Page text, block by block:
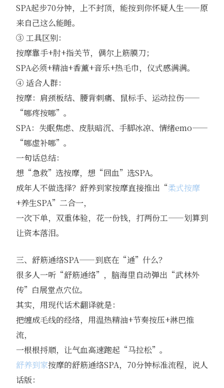
SPA起步70分钟，上不封顶，能按到你怀疑人生——原
来自己这么能睡。
③ 工具区别：
按摩靠手+肘+指关节，偶尔上筋膜刀；
SPA必须+精油+香薰+音乐+热毛巾，仪式感满满。
④ 适合人群：
按摩：肩颈板结、腰背刺痛、鼠标手、运动拉伤——
“哪疼按哪”。
SPA：失眠焦虑、皮肤暗沉、手脚冰凉、情绪emo——
“哪虚补哪”。
一句话总结：
想“急救”选按摩，想“回血”选SPA。
成年人不做选择？舒养到家按摩直接推出“柔式按摩
+养生SPA”二合一，
一次下单，双重体验，花一份钱，打两份工——划算到
让资本落泪。
三、舒筋通络SPA——到底在“通”什么？
很多人一听“舒筋通络”，脑海里自动弹出“武林外
传”白展堂点穴位。
其实，用现代话术翻译就是：
把缠成毛线的经络，用温热精油+节奏按压+淋巴推
流，
一根根捋顺，让气血高速跑起“马拉松”。
舒养到家按摩的舒筋通络SPA，70分钟标准流程，说人
话版：